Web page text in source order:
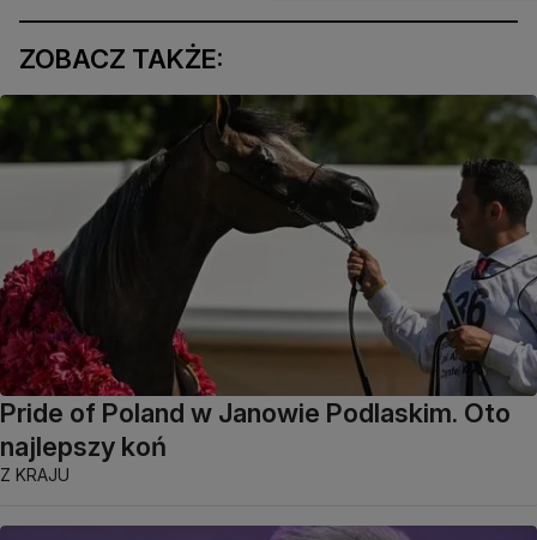
ZOBACZ TAKŻE:
Pride of Poland w Janowie Podlaskim. Oto
najlepszy koń
Z KRAJU